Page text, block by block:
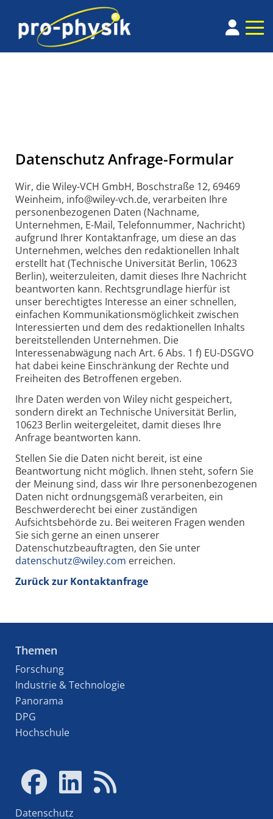
Datenschutz Anfrage-Formular
Wir, die Wiley-VCH GmbH, Boschstraße 12, 69469
Weinheim, info@wiley-vch.de, verarbeiten Ihre
personenbezogenen Daten (Nachname,
Unternehmen, E-Mail, Telefonnummer, Nachricht)
aufgrund Ihrer Kontaktanfrage, um diese an das
Unternehmen, welches den redaktionellen Inhalt
erstellt hat (Technische Universität Berlin, 10623
Berlin), weiterzuleiten, damit dieses Ihre Nachricht
beantworten kann. Rechtsgrundlage hierfür ist
unser berechtigtes Interesse an einer schnellen,
einfachen Kommunikationsmöglichkeit zwischen
Interessierten und dem des redaktionellen Inhalts
bereitstellenden Unternehmen. Die
Interessenabwägung nach Art. 6 Abs. 1 f) EU-DSGVO
hat dabei keine Einschränkung der Rechte und
Freiheiten des Betroffenen ergeben.
Ihre Daten werden von Wiley nicht gespeichert,
sondern direkt an Technische Universität Berlin,
10623 Berlin weitergeleitet, damit dieses Ihre
Anfrage beantworten kann.
Stellen Sie die Daten nicht bereit, ist eine
Beantwortung nicht möglich. Ihnen steht, sofern Sie
der Meinung sind, dass wir Ihre personenbezogenen
Daten nicht ordnungsgemäß verarbeiten, ein
Beschwerderecht bei einer zuständigen
Aufsichtsbehörde zu. Bei weiteren Fragen wenden
Sie sich gerne an einen unserer
Datenschutzbeauftragten, den Sie unter
datenschutz@wiley.com erreichen.
Zurück zur Kontaktanfrage
Themen
Forschung
Industrie & Technologie
Panorama
DPG
Hochschule
Datenschutz